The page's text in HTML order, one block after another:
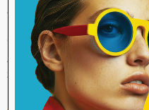
ambalajlama ve lojistik
Şirketten yapılan
geliştirmeden üretime,
zinciri boyunca dikkate